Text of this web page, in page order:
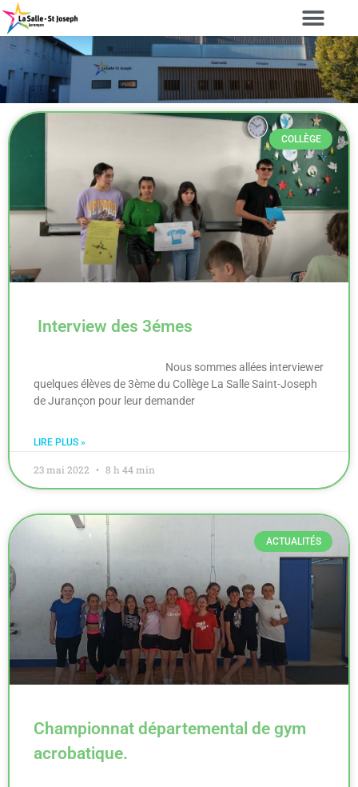
COLLÈGE
Interview des 3émes
Nous sommes allées interviewer
quelques élèves de 3ème du Collège La Salle Saint-Joseph
de Jurançon pour leur demander
LIRE PLUS »
23 mai 2022 8 h 44 min
ACTUALITÉS
Championnat départemental de gym
acrobatique.